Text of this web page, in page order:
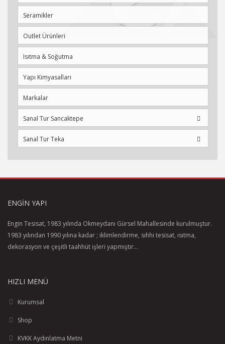
Hansgrohe Rebris S Tek Kollu Aplika Banyo Bataryası
projeksiyon: 173 mm
merkez mesafe: 150 mm ± 12 mm
batarya sprey tipi: normal sprey
maksimum akış miktarı 3 bar basınçta: 20,4 l/dk
gaga akış miktarı (3 bar basınçta): 20,4 l/dk
el duşu akış miktarı (3 bar basınçta): 15,5 l/dk
ayarlanabilir ısı limitleyici ve hacim kontrolü
otomatik sıfırlamalı saptırıcı
entegre EN 1717 güvenlik kombinasyonu
ses düşürücü ile
ses sınıfı: II
Hansgrohe Crometta Duş Seti 65 Cm
şunları içerir: el duşu, duş barı, duş hortumu, sürgü
duş başlığı ölçüsü: 100 mm
sprey türü: Rain, IntenseRain
sprey türü ayarı döner sprey diski ile
maksimum akış miktarı (3 bar basınçta): 13,8 l/dk
duvara monte (aplike): vidalı bağlantı
boru uzunluğu: 669 mm
Seramikler
Outlet Ürünleri
Isıtma & Soğutma
Yapı Kimyasalları
Markalar
Sanal Tur Sancaktepe
Sanal Tur Teka
ENGIN YAPI
Engin Tesisat, 1983 yılında Okmeydanı Gürsel Mahallesinde kurulmuştur.
1983 yılından 1990 yılına kadar ; iklimlendirme, sıhhi tesisat, ısıtma,
dekorasyon ve çeşitli taahhüt işleri yapmıştır...
HIZLI MENÜ
Kurumsal
Shop
KVKK Aydınlatma Metni